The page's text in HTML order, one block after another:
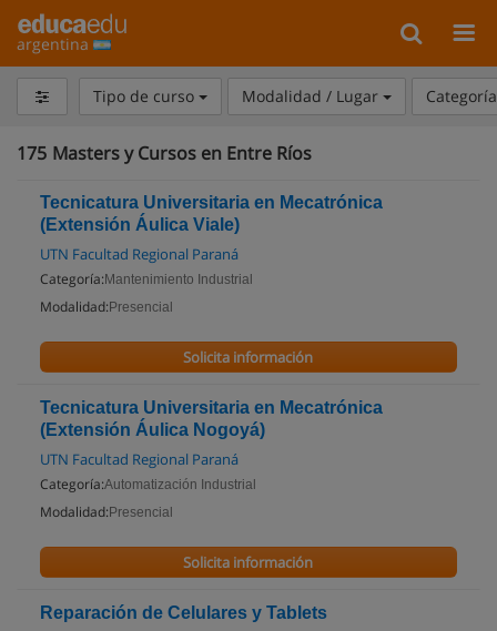
argentina
Tipo de curso Modalidad / Lugar
175 Masters y Cursos en Entre Ríos
Tecnicatura Universitaria en Mecatrónica
(Extensión Áulica Viale)
UTN Facultad Regional Paraná
Categoría: Mantenimiento Industrial
Modalidad: Presencial
Solicita información
Tecnicatura Universitaria en Mecatrónica
(Extensión Áulica Nogoyá)
UTN Facultad Regional Paraná
Categoría:Automatización Industrial
Modalidad: Presencial
Solicita información
Reparación de Celulares y Tablets